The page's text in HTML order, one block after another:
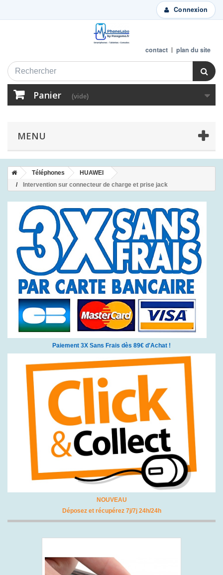
Connexion
contact plan du site
Panier (vide)
MENU
Téléphones
HUAWEI
Intervention sur connecteur de charge et prise jack
Paiement 3X Sans Frais dès 89€ d'Achat !
NOUVEAU
Déposez et récupérez 7j/7j 24h/24h